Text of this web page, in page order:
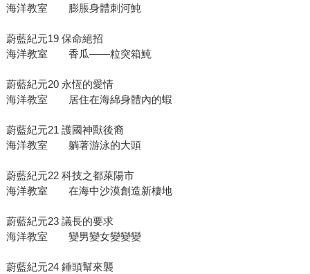
海洋教室 膨脹身體刺河魨
蔚藍紀元19 保命絕招
海洋教室 香瓜——粒突箱魨
蔚藍紀元20 永恆的愛情
海洋教室 居住在海綿身體內的蝦
蔚藍紀元21 護國神獸後裔
海洋教室 躺著游泳的大頭
蔚藍紀元22 科技之都萊陽市
海洋教室 在海中沙漠創造新棲地
蔚藍紀元23 議長的要求
海洋教室 變男變女變變變
蔚藍紀元24 錘頭幫來襲